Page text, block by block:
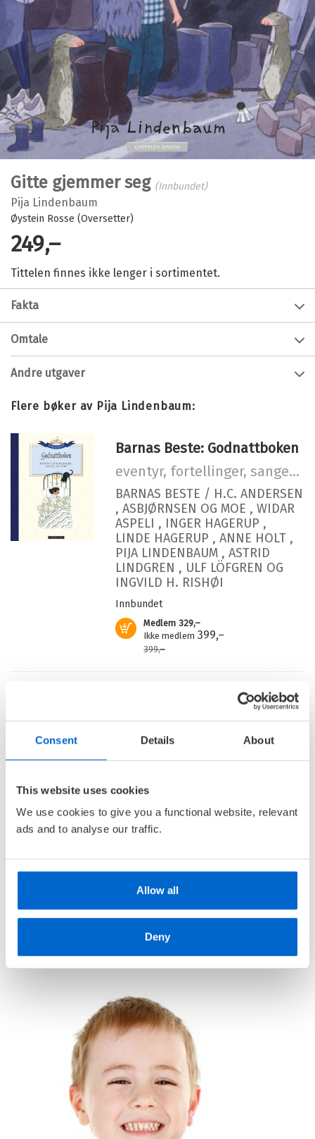
Consent Details About
This website uses cookies
We use cookies to give you a functional website, relevant
ads and to analyse our traffic.
Allow all
Deny
Gitte gjemmer seg (Innbundet)
Pija Lindenbaum
Øystein Rosse (Oversetter)
249,–
Tittelen finnes ikke lenger i sortimentet.
Fakta
Forfatter:
Innbinding:
Antall sider: 32
Språk:
Originaltittel:
Gittan gömmer bort sej
Oversatt av:
Rosse, Øystein
ISBN/EAN:
Alder: 3 - 6
Omtale
da?
"Hva er det du har gjort?!"
Hun vil bare forsvinne
Andre utgaver
Gitte gjemmer seg
Flere bøker av Pija Lindenbaum:
Barnas Beste: Godnattboken
eventyr, fortellinger, sanger og dikt
BARNAS BESTE / H.C. ANDERSEN
,ASBJØRNSEN OG MOE ,WIDAR
ASPELI , INGER HAGERUP ,
LINDE HAGERUP ,ANNE HOLT ,
PIJA LINDENBAUM ,ASTRID
LINDGREN , ULF LÖFGREN OG
INGVILD H. RISHØI
Innbundet
Medlem 329,–
Ikke medlem 399,–
399,–
Kjøp
Barnas Egen Bokverden – 100% leselyst!
Din barnebokhandel på nett
• Best på barnebøker
• Rask levering
• Alderstilpasset bokutvalg
med opptil 80 % rabatt